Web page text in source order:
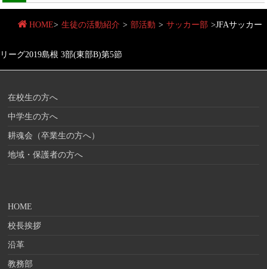
HOME> 生徒の活動紹介 > 部活動 > サッカー部 >JFAサッカー
リーグ2019島根 3部(東部B)第5節
在校生の方へ
中学生の方へ
耕魂会（卒業生の方へ）
地域・保護者の方へ
HOME
校長挨拶
沿革
教務部